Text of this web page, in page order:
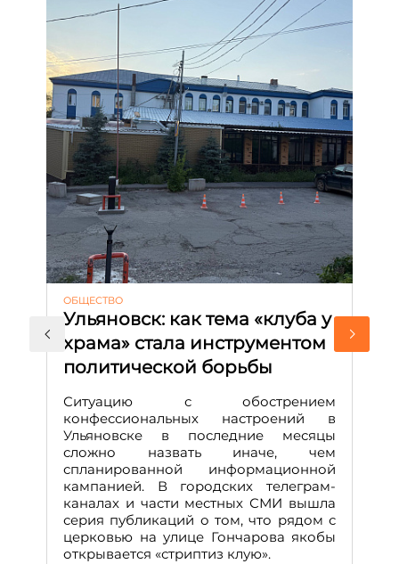
ОБЩЕСТВО
Ульяновск: как тема «клуба у
храма» стала инструментом
политической борьбы
Ситуацию с обострением
конфессиональных настроений в
Ульяновске в последние месяцы
сложно назвать иначе, чем
спланированной информационной
кампанией. В городских телеграм-
каналах и части местных СМИ вышла
серия публикаций о том, что рядом с
церковью на улице Гончарова якобы
открывается «стриптиз клую».